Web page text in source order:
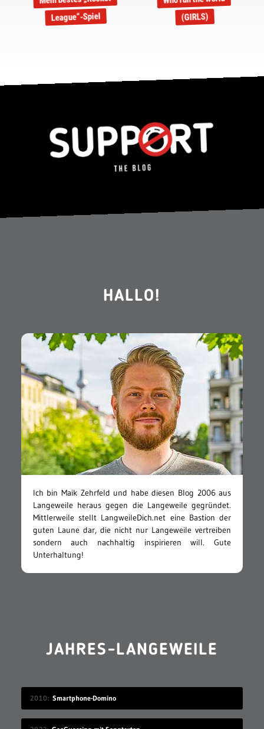
League“-Spiel (GIRLS)
HALLO!
Ich bin Maik Zehrfeld und habe diesen Blog 2006 aus
Langeweile heraus gegen die Langeweile gegründet.
Mittlerweile stellt LangweileDich.net eine Bastion der
guten Laune dar, die nicht nur Langeweile vertreiben
sondern auch nachhaltig inspirieren will. Gute
Unterhaltung!
JAHRES-LANGEWEILE
2010 Smartphone-Domino